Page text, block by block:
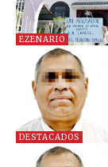
EZENARIO
DESTACADOS